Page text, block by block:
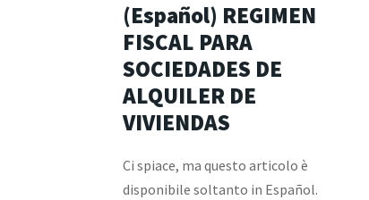
(Español) REGIMEN
FISCAL PARA
SOCIEDADES DE
ALQUILER DE
VIVIENDAS
Ci spiace, ma questo articolo è
disponibile soltanto in Español.